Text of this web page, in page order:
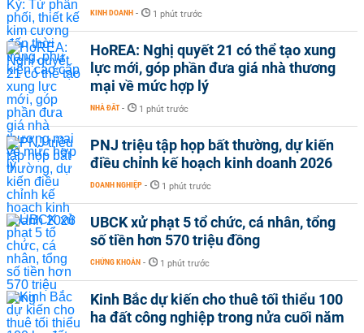
KINH DOANH - 1 phút trước
HoREA: Nghị quyết 21 có thể tạo xung
lực mới, góp phần đưa giá nhà thương
mại về mức hợp lý
NHÀ ĐẤT - 1 phút trước
PNJ triệu tập họp bất thường, dự kiến
điều chỉnh kế hoạch kinh doanh 2026
DOANH NGHIỆP - 1 phút trước
UBCK xử phạt 5 tổ chức, cá nhân, tổng
số tiền hơn 570 triệu đồng
CHỨNG KHOÁN - 1 phút trước
Kinh Bắc dự kiến cho thuê tối thiểu 100
ha đất công nghiệp trong nửa cuối năm